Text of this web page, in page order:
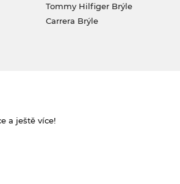
Tommy Hilfiger Brýle
Carrera Brýle
a ještě více!